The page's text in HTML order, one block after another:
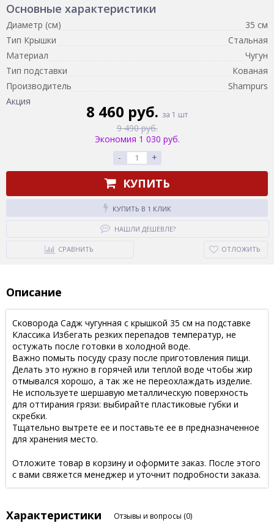
Основные характеристики
Диаметр (см)
35 см
Тип Крышки
Стальная
Материал
Чугун
Тип подставки
Кованая
Производитель
Shampurs
Акция
8 460 руб. за 1 шт
9 490 руб.
Экономия 1 030 руб.
-
+
КУПИТЬ
КУПИТЬ В 1 КЛИК
НАШЛИ ДЕШЕВЛЕ?
СРАВНИТЬ ОТЛОЖИТЬ
Описание
Сковорода Садж чугунная с крышкой 35 см на подставке
Классика Избегать резких перепадов температур, не
остужать после готовки в холодной воде.
Важно помыть посуду сразу после приготовления пищи.
Делать это нужно в горячей или теплой воде чтобы жир
отмывался хорошо, а так же не переохлаждать изделие.
Не используете шершавую металлическую поверхность
для оттирания грязи: выбирайте пластиковые губки и
скребки.
Тщательно вытрете ее и поставьте ее в предназначенное
для хранения место.
Отложите товар в корзину и оформите заказ. После этого
с вами свяжется менеджер и уточнит подробности заказа.
Характеристики Отзывы и вопросы (0)